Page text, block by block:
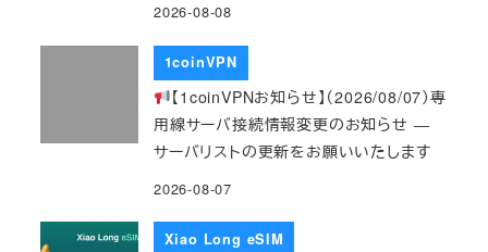
2026-08-08
1coinVPN
【1coinVPNお知らせ】（2026/08/07）専
用線サーバ接続情報変更のお知らせ ―
サーバリストの更新をお願いいたします
2026-08-07
Xiao Long eSIM